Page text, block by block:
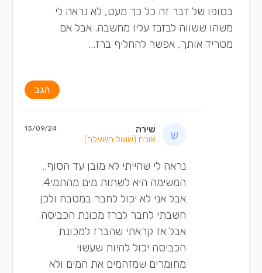
בסופו של דבר זה כל כך מעט, לא נראה לי
משהו ששווה לבזבז עליו מחשבה. אבל אם
מטריד אותך, אפשר להחליף ברז...
הגב
שירה
אורח (שואל השאלה)
13/09/24
נראה לי שהייתי לא מובן עד הסוף..
המשימה היא לשתות מים מהתמי4.
אבל אני לא יכול לחבר במטבח ולכן
חשבתי לחבר לברז מכונת הכביסה.
אבל אז קראתי שהברז למכונת
הכביסה יכול להיות שעשוי
מחומרים שמזהמים את המים ולא